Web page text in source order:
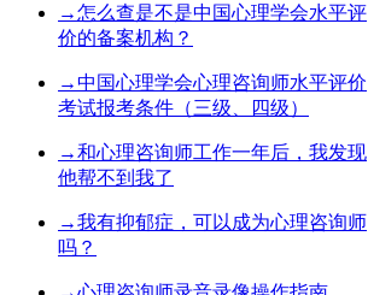
→怎么查是不是中国心理学会水平评
价的备案机构？
→中国心理学会心理咨询师水平评价
考试报考条件（三级、四级）
→和心理咨询师工作一年后，我发现
他帮不到我了
→我有抑郁症，可以成为心理咨询师
吗？